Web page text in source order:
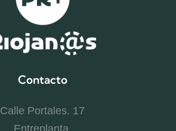
Contacto
Calle Portales. 17
Entreplanta.